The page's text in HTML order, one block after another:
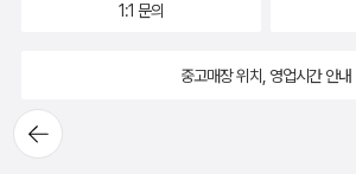
뒤로가
기
1:1 문의
중고매장 위치, 영업시간 안내